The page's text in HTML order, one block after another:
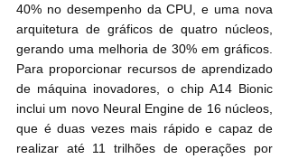
40% no desempenho da CPU, e uma nova
arquitetura de gráficos de quatro núcleos,
gerando uma melhoria de 30% em gráficos.
Para proporcionar recursos de aprendizado
de máquina inovadores, o chip A14 Bionic
inclui um novo Neural Engine de 16 núcleos,
que é duas vezes mais rápido e capaz de
realizar até 11 trilhões de operações por